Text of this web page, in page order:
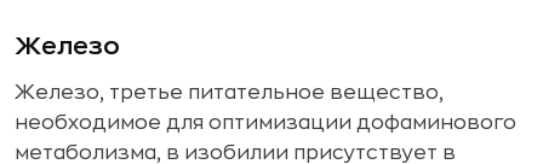
Железо
Железо, третье питательное вещество,
необходимое для оптимизации дофаминового
метаболизма, в изобилии присутствует в